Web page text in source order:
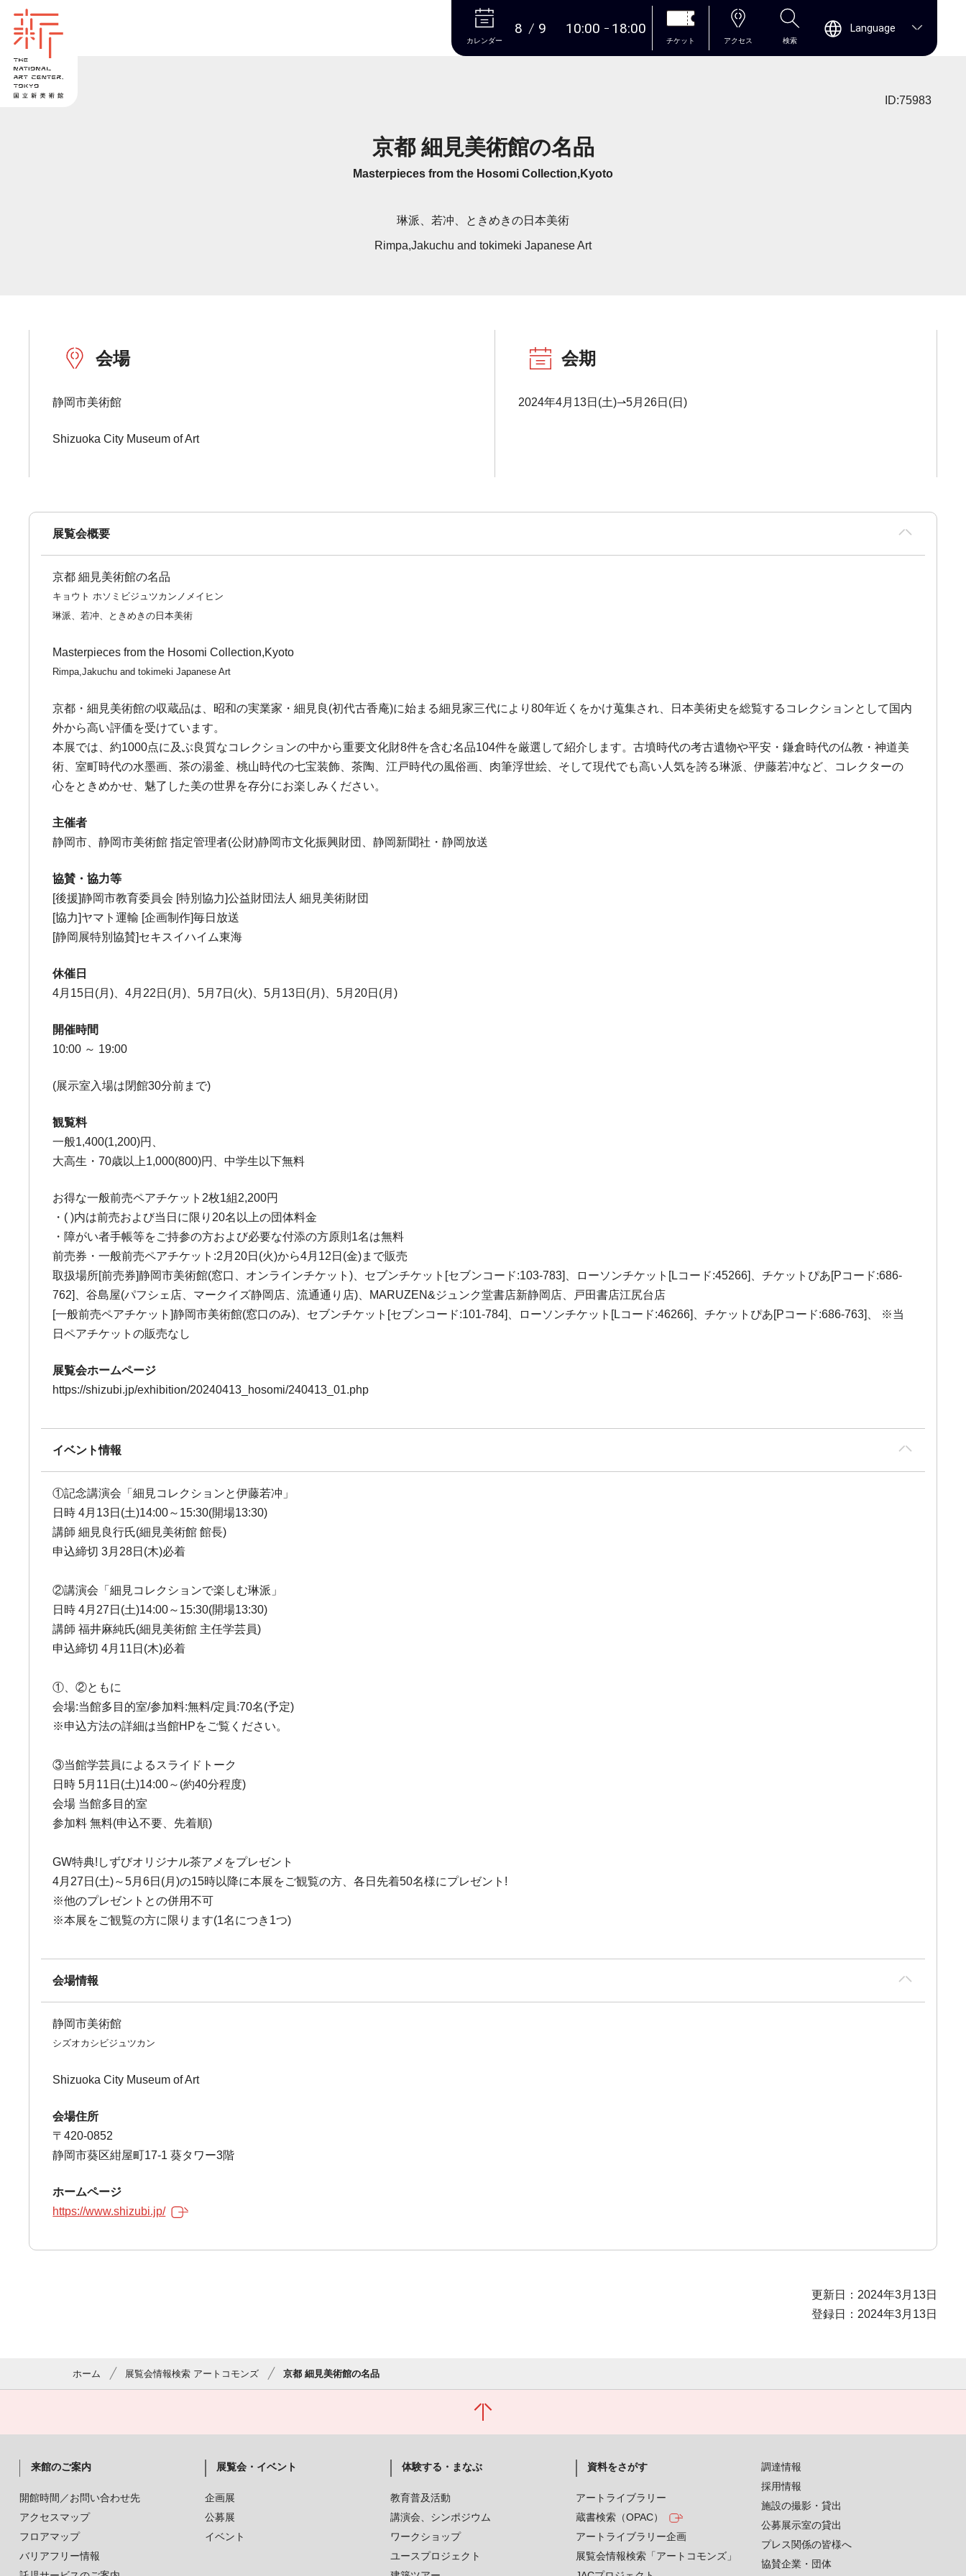
本文へ
カレンダー
8 9 10:00 18:00
チケット アクセス 検索
Language
ID:75983
京都 細見美術館の名品
Masterpieces from the Hosomi Collection,Kyoto
琳派、若冲、ときめきの日本美術
Rimpa,Jakuchu and tokimeki Japanese Art
会場
静岡市美術館
Shizuoka City Museum of Art
会期
2024年4月13日(土)⇀5月26日(日)
展覧会概要
京都 細見美術館の名品
キョウト ホソミビジュツカンノメイヒン
琳派、若冲、ときめきの日本美術
Masterpieces from the Hosomi Collection,Kyoto
Rimpa,Jakuchu and tokimeki Japanese Art
京都・細見美術館の収蔵品は、昭和の実業家・細見良(初代古香庵)に始まる細見家三代により80年近くをかけ蒐集され、日本美術史を総覧するコレクションとして国内
外から高い評価を受けています。
本展では、約1000点に及ぶ良質なコレクションの中から重要文化財8件を含む名品104件を厳選して紹介します。古墳時代の考古遺物や平安・鎌倉時代の仏教・神道美
術、室町時代の水墨画、茶の湯釜、桃山時代の七宝装飾、茶陶、江戸時代の風俗画、肉筆浮世絵、そして現代でも高い人気を誇る琳派、伊藤若冲など、コレクターの
心をときめかせ、魅了した美の世界を存分にお楽しみください。
主催者
静岡市、静岡市美術館 指定管理者(公財)静岡市文化振興財団、静岡新聞社・静岡放送
協賛・協力等
[後援]静岡市教育委員会 [特別協力]公益財団法人 細見美術財団
[協力]ヤマト運輸 [企画制作]毎日放送
[静岡展特別協賛]セキスイハイム東海
休催日
4月15日(月)、4月22日(月)、5月7日(火)、5月13日(月)、5月20日(月)
開催時間
10:00 ～ 19:00
(展示室入場は閉館30分前まで)
観覧料
一般1,400(1,200)円、
大高生・70歳以上1,000(800)円、中学生以下無料
お得な一般前売ペアチケット2枚1組2,200円
・( )内は前売および当日に限り20名以上の団体料金
・障がい者手帳等をご持参の方および必要な付添の方原則1名は無料
前売券・一般前売ペアチケット:2月20日(火)から4月12日(金)まで販売
取扱場所[前売券]静岡市美術館(窓口、オンラインチケット)、セブンチケット[セブンコード:103-783]、ローソンチケット[Lコード:45266]、チケットぴあ[Pコード:686-
762]、谷島屋(パフシェ店、マークイズ静岡店、流通通り店)、MARUZEN&ジュンク堂書店新静岡店、戸田書店江尻台店
[一般前売ペアチケット]静岡市美術館(窓口のみ)、セブンチケット[セブンコード:101-784]、ローソンチケット[Lコード:46266]、チケットぴあ[Pコード:686-763]、 ※当
日ペアチケットの販売なし
展覧会ホームページ
https://shizubi.jp/exhibition/20240413_hosomi/240413_01.php
イベント情報
①記念講演会「細見コレクションと伊藤若冲」
日時 4月13日(土)14:00～15:30(開場13:30)
講師 細見良行氏(細見美術館 館長)
申込締切 3月28日(木)必着
②講演会「細見コレクションで楽しむ琳派」
日時 4月27日(土)14:00～15:30(開場13:30)
講師 福井麻純氏(細見美術館 主任学芸員)
申込締切 4月11日(木)必着
①、②ともに
会場:当館多目的室/参加料:無料/定員:70名(予定)
※申込方法の詳細は当館HPをご覧ください。
③当館学芸員によるスライドトーク
日時 5月11日(土)14:00～(約40分程度)
会場 当館多目的室
参加料 無料(申込不要、先着順)
GW特典!しずびオリジナル茶アメをプレゼント
4月27日(土)～5月6日(月)の15時以降に本展をご観覧の方、各日先着50名様にプレゼント!
※他のプレゼントとの併用不可
※本展をご観覧の方に限ります(1名につき1つ)
会場情報
静岡市美術館
シズオカシビジュツカン
Shizuoka City Museum of Art
会場住所
〒420-0852
静岡市葵区紺屋町17-1 葵タワー3階
ホームページ
https://www.shizubi.jp/
更新日：2024年3月13日
登録日：2024年3月13日
ホーム 展覧会情報検索 アートコモンズ 京都 細見美術館の名品
来館のご案内
開館時間／お問い合わせ先
アクセスマップ
フロアマップ
バリアフリー情報
展覧会・イベント
企画展
公募展
イベント
体験する・まなぶ
教育普及活動
講演会、シンポジウム
ワークショップ
ユースプロジェクト
資料をさがす
アートライブラリー
蔵書検索（OPAC）
アートライブラリー企画
展覧会情報検索「アートコモンズ」
調達情報
採用情報
施設の撮影・貸出
公募展示室の貸出
プレス関係の皆様へ
協賛企業・団体